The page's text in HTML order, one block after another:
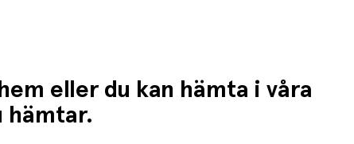
eller du kan hämta i våra
hämtar.